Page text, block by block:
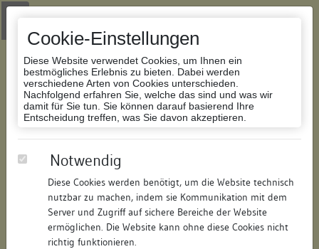
Cookie-Einstellungen
Diese Website verwendet Cookies, um Ihnen ein
bestmögliches Erlebnis zu bieten. Dabei werden
verschiedene Arten von Cookies unterschieden.
Nachfolgend erfahren Sie, welche das sind und was wir
damit für Sie tun. Sie können darauf basierend Ihre
Entscheidung treffen, was Sie davon akzeptieren.
Notwendig
Diese Cookies werden benötigt, um die Website technisch
nutzbar zu machen, indem sie Kommunikation mit dem
Server und Zugriff auf sichere Bereiche der Website
ermöglichen. Die Website kann ohne diese Cookies nicht
richtig funktionieren.
Zur Navigation springen
Zum Inhalt der Website springen
Datenbank Bauforschung/Restaurierung
ehemaliges Klarissenkloster
121214349472/ Datum: 29.08.2005
Datenbestand:
Bauforschung